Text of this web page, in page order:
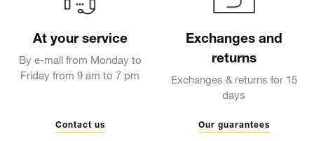
At your service
By e-mail from Monday to
Friday from 9 am to 7 pm
Contact us
Exchanges and
returns
Exchanges & returns for 15
days
Our guarantees